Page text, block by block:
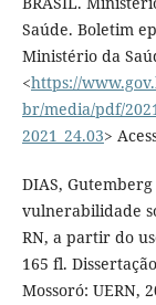
Saúde. Boletim
Ministério da
<https://
br/media/pdf/
2021_24.03>
DIAS,
vulnerabilidade
RN, a partir do
165 fl.
Mossoró: UERN,